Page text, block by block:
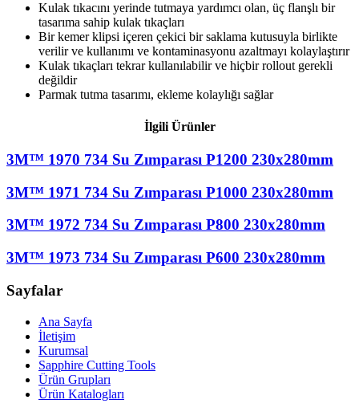
Kulak tıkacını yerinde tutmaya yardımcı olan, üç flanşlı bir
tasarıma sahip kulak tıkaçları
Bir kemer klipsi içeren çekici bir saklama kutusuyla birlikte
verilir ve kullanımı ve kontaminasyonu azaltmayı kolaylaştırır
Kulak tıkaçları tekrar kullanılabilir ve hiçbir rollout gerekli
değildir
Parmak tutma tasarımı, ekleme kolaylığı sağlar
İlgili Ürünler
3M™ 1970 734 Su Zımparası P1200 230x280mm
3M™ 1971 734 Su Zımparası P1000 230x280mm
3M™ 1972 734 Su Zımparası P800 230x280mm
3M™ 1973 734 Su Zımparası P600 230x280mm
Sayfalar
Ana Sayfa
İletişim
Kurumsal
Sapphire Cutting Tools
Ürün Grupları
Ürün Katalogları